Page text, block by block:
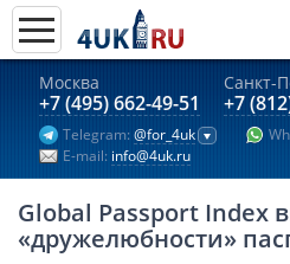
Москва
+7 (495) 662-49-51
Санкт-
+7
Telegram: @for_4uk
E-mail: info@4uk.ru
Актуальные предложения 2026
Компании в Гонконге
Английские компании LTD
Киргизия (компания и счёт)
Компании в Китае
Global Passport Index
«дружелюбности»